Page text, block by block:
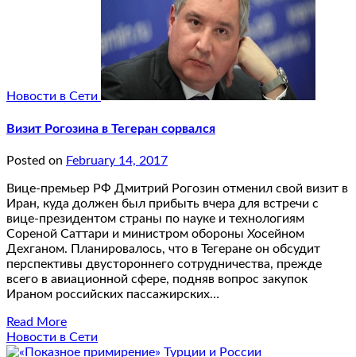
Новости в Сети
Визит Рогозина в Тегеран сорвался
Posted on February 14, 2017
Вице-премьер РФ Дмитрий Рогозин отменил свой визит в
Иран, куда должен был прибыть вчера для встречи с
вице-президентом страны по науке и технологиям
Сореной Саттари и министром обороны Хосейном
Дехганом. Планировалось, что в Тегеране он обсудит
перспективы двустороннего сотрудничества, прежде
всего в авиационной сфере, подняв вопрос закупок
Ираном российских пассажирских…
Read More
Новости в Сети